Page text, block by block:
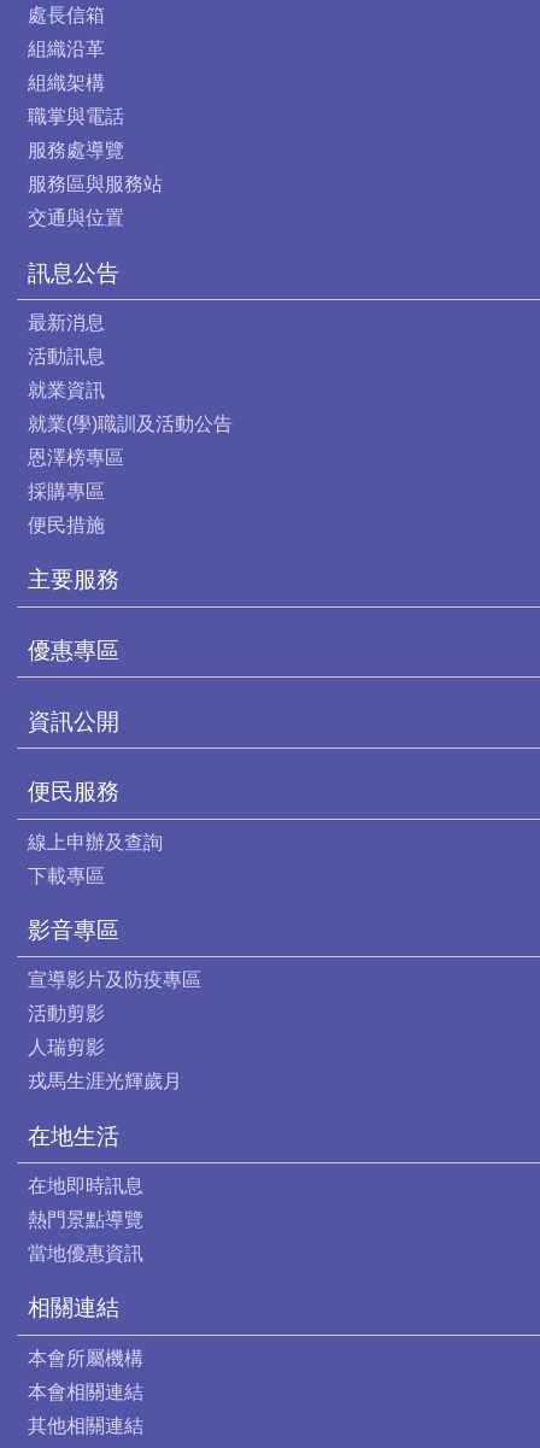
處長信箱
組織沿革
組織架構
職掌與電話
服務處導覽
服務區與服務站
交通與位置
訊息公告
最新消息
活動訊息
就業資訊
就業(學)職訓及活動公告
恩澤榜專區
採購專區
便民措施
主要服務
優惠專區
資訊公開
便民服務
線上申辦及查詢
下載專區
影音專區
宣導影片及防疫專區
活動剪影
人瑞剪影
戎馬生涯光輝歲月
在地生活
在地即時訊息
熱門景點導覽
當地優惠資訊
相關連結
本會所屬機構
本會相關連結
其他相關連結